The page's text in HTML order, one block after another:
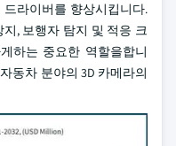
라이버를 향상시킵니다.
, 보행자 탐지 및 적응 크
하는 중요한 역할을합니
동차 분야의 3D 카메라의